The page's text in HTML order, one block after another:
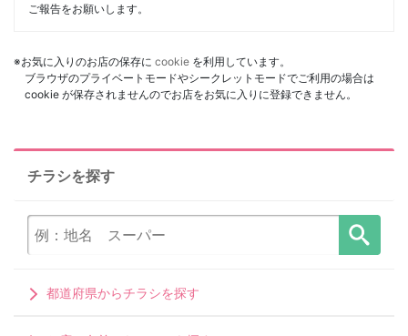
ご報告をお願いします。
※お気に入りのお店の保存に cookie を利用しています。
ブラウザのプライベートモードやシークレットモードでご利用の場合は
cookie が保存されませんのでお店をお気に入りに登録できません。
チラシを探す
都道府県からチラシを探す